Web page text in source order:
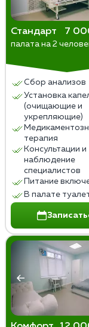
надевают
​Этап 1
сна.
приемом
дней),
Этап 3
Стандарт 7
палата на 2
Сбор анализов
Установка
(очищающие и
укрепляющие)
терапия
Консультации и
наблюдение
специалистов
Питание
В палате